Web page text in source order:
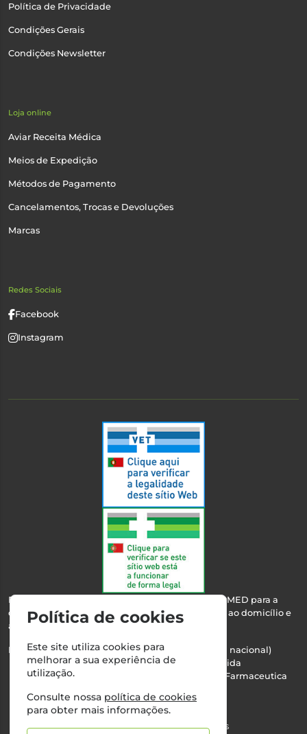
Política de Privacidade
Condições Gerais
Condições Newsletter
Loja online
Aviar Receita Médica
Meios de Expedição
Métodos de Pagamento
Cancelamentos, Trocas e Devoluções
Marcas
Redes Sociais
Facebook
Instagram
Esta farmácia encontra-se autorizada pelo INFARMED para a
dispensa de medicamentos e produtos de saúde ao domicílio e
através da internet.
Nº Infarmed: 21 798 7100 (chamada para rede fixa nacional)
Direção Técnica:Maria Teresa Almeida
NIPC:510103669 | Teresa Almeida - Sociedade Farmaceutica
Alvará nº:2994
©2026 Todos os direitos reservados
Política de cookies
Este site utiliza cookies para
melhorar a sua experiência de
utilização.
Consulte nossa política de cookies
para obter mais informações.